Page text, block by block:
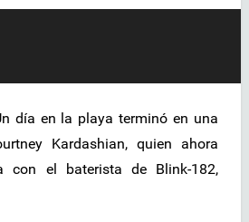
día en la playa terminó en una
Kardashian, quien ahora
con el baterista de Blink-182,